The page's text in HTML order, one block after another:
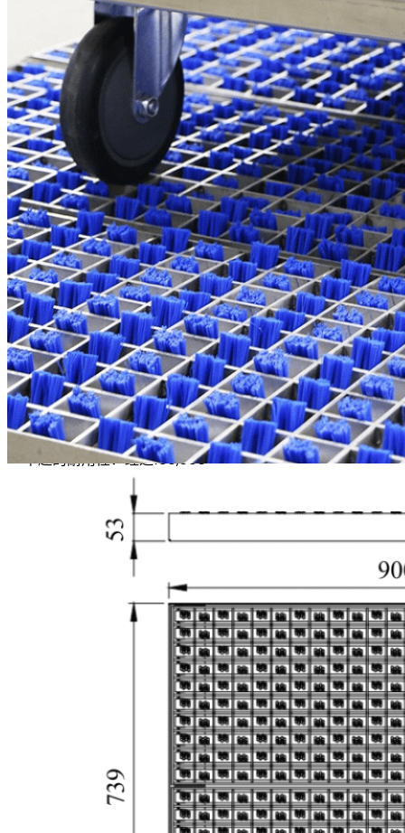
耐用的刷头
与高效率
刷条由PA66材料制成，具有
卓越的耐用性：经过100,000
次循环后仍能保持原有形状，
使用寿命可达500,000次，从
而显著降低了长期维护成本。
通过优化刷毛几何形状和密度
进行设计，它们能适应各种轮
胎花纹，实现全面接触，在有
效清除沙粒、细砂和粗大杂物
的同时，不会对轮胎表面造成
独立测试证实，仅需三圈滚轮
转动即可清除超过80%的污垢
和碎屑；继续旋转可进一步增
强清洁效果，有效遏制污染物
扩散，并保持地面清洁。